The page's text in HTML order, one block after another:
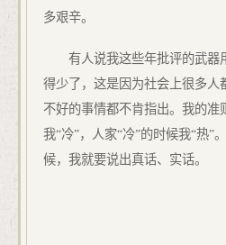
多艰辛。
有人说我这些年批评的武器
得少了，这是因为社会上很多人
不好的事情都不肯指出。我的准
我“冷”，人家“冷”的时候我“热”
候，我就要说出真话、实话。